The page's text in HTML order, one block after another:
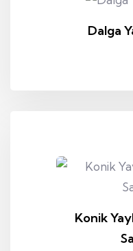
Dalga
Konik